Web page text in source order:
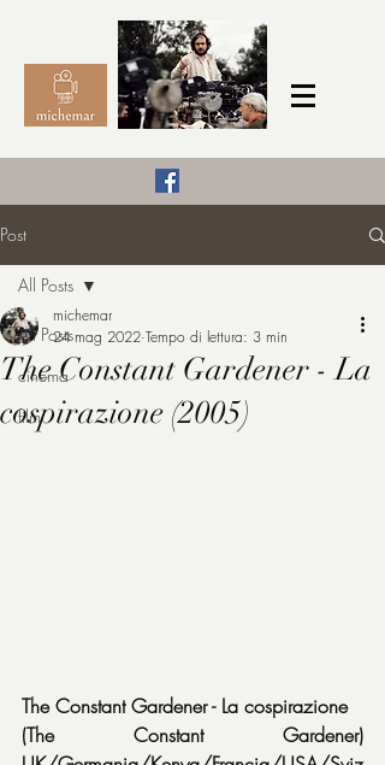
michemar
Post
All Posts
cinema
film
All Posts
The Constant Gardener - La
cospirazione (2005)
michemar
24 mag 2022 Tempo di lettura: 3 min
The Constant Gardener - La cospirazione
(The Constant Gardener)